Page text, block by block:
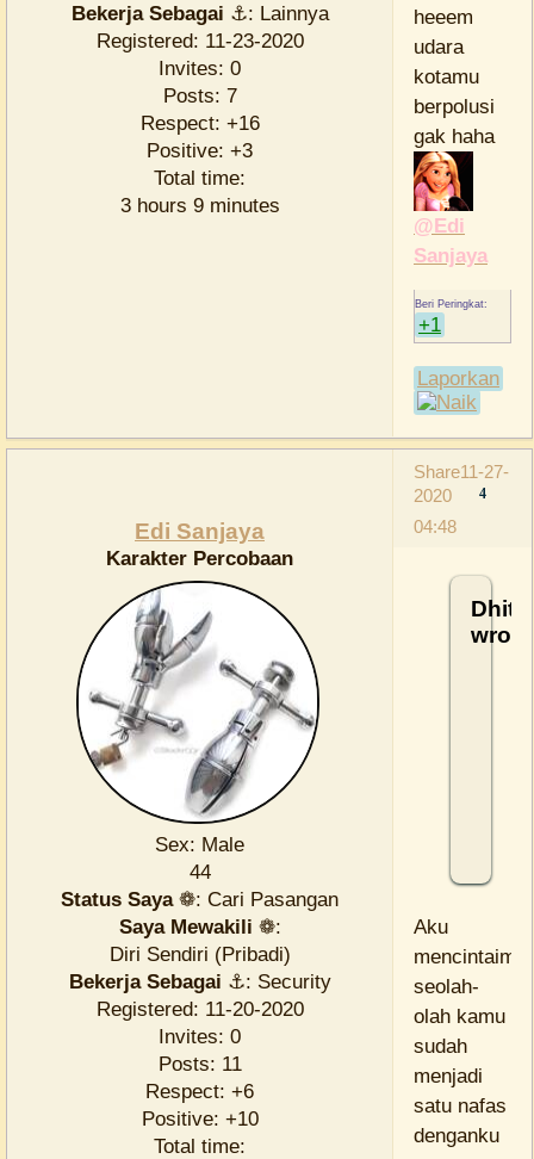
Bekerja Sebagai ⚓: Lainnya
Registered: 11-23-2020
Invites: 0
Posts: 7
Respect: +16
Positive: +3
Total time:
3 hours 9 minutes
heeem
udara
kotamu
berpolusi
gak haha
@Edi
Sanjaya
+1
Laporkan
Share
4
11-27-
2020
04:48
Edi Sanjaya
Karakter Percobaan
Sex: Male
44
Status Saya❁: Cari Pasangan
Saya Mewakili ❁:
Diri Sendiri (Pribadi)
Bekerja Sebagai ⚓: Security
Registered: 11-20-2020
Invites: 0
Posts: 11
Respect: +6
Positive: +10
Total time:
Dhita
Aku
mencintaimu
seolah-
olah kamu
sudah
menjadi
satu nafas
denganku